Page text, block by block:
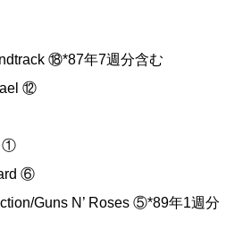
⑱*87年7週分含む
⑫
①
⑥
Guns N’ Roses ⑤*89年1週分